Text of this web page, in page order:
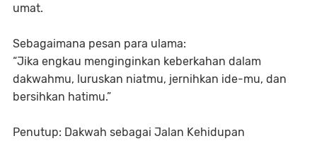
umat.
Sebagaimana pesan para ulama:
“Jika engkau menginginkan keberkahan dalam
dakwahmu, luruskan niatmu, jernihkan ide-mu, dan
bersihkan hatimu.”
Penutup: Dakwah sebagai Jalan Kehidupan